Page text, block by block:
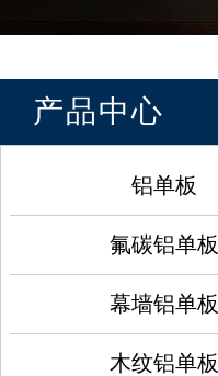
产品中心
铝单板
氟碳铝单板
幕墙铝单板
木纹铝单板